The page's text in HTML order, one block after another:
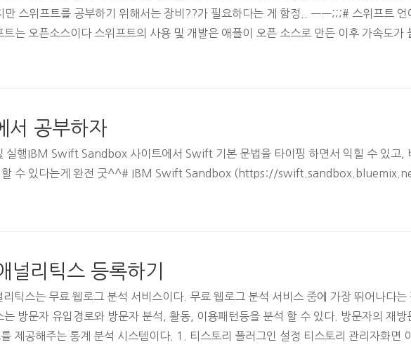
만 스위프트를 공부하기 위해서는 장비??가 필요하다는 게 함정.. ㅡㅡ;;;# 스위프트 언
는 오픈소스이다 스위프트의 사용 및 개발은 애플이 오픈 소스로 만든 이후 가속도가
에 따르면 스위프트는 전세계에서 가장 인기 있는 10대 프로그래밍 언어에 등극했다.
서 공부하자
실행IBM Swift Sandbox 사이트에서 Swift 기본 문법을 타이핑 하면서 익힐 수 있고,
할 수 있다는게 완전 굿^^# IBM Swift Sandbox (https://
널리틱스 등록하기
틱스는 무료 웹로그 분석 서비스이다. 무료 웹로그 분석 서비스 중에 가장 뛰어나다는
방문자 유입경로와 방문자 분석, 활동, 이용패턴등을 분석 할 수 있다. 방문자의 재방
제공해주는 통계 분석 시스템이다. 1. 티스토리 플러그인 설정 티스토리 관리자화면